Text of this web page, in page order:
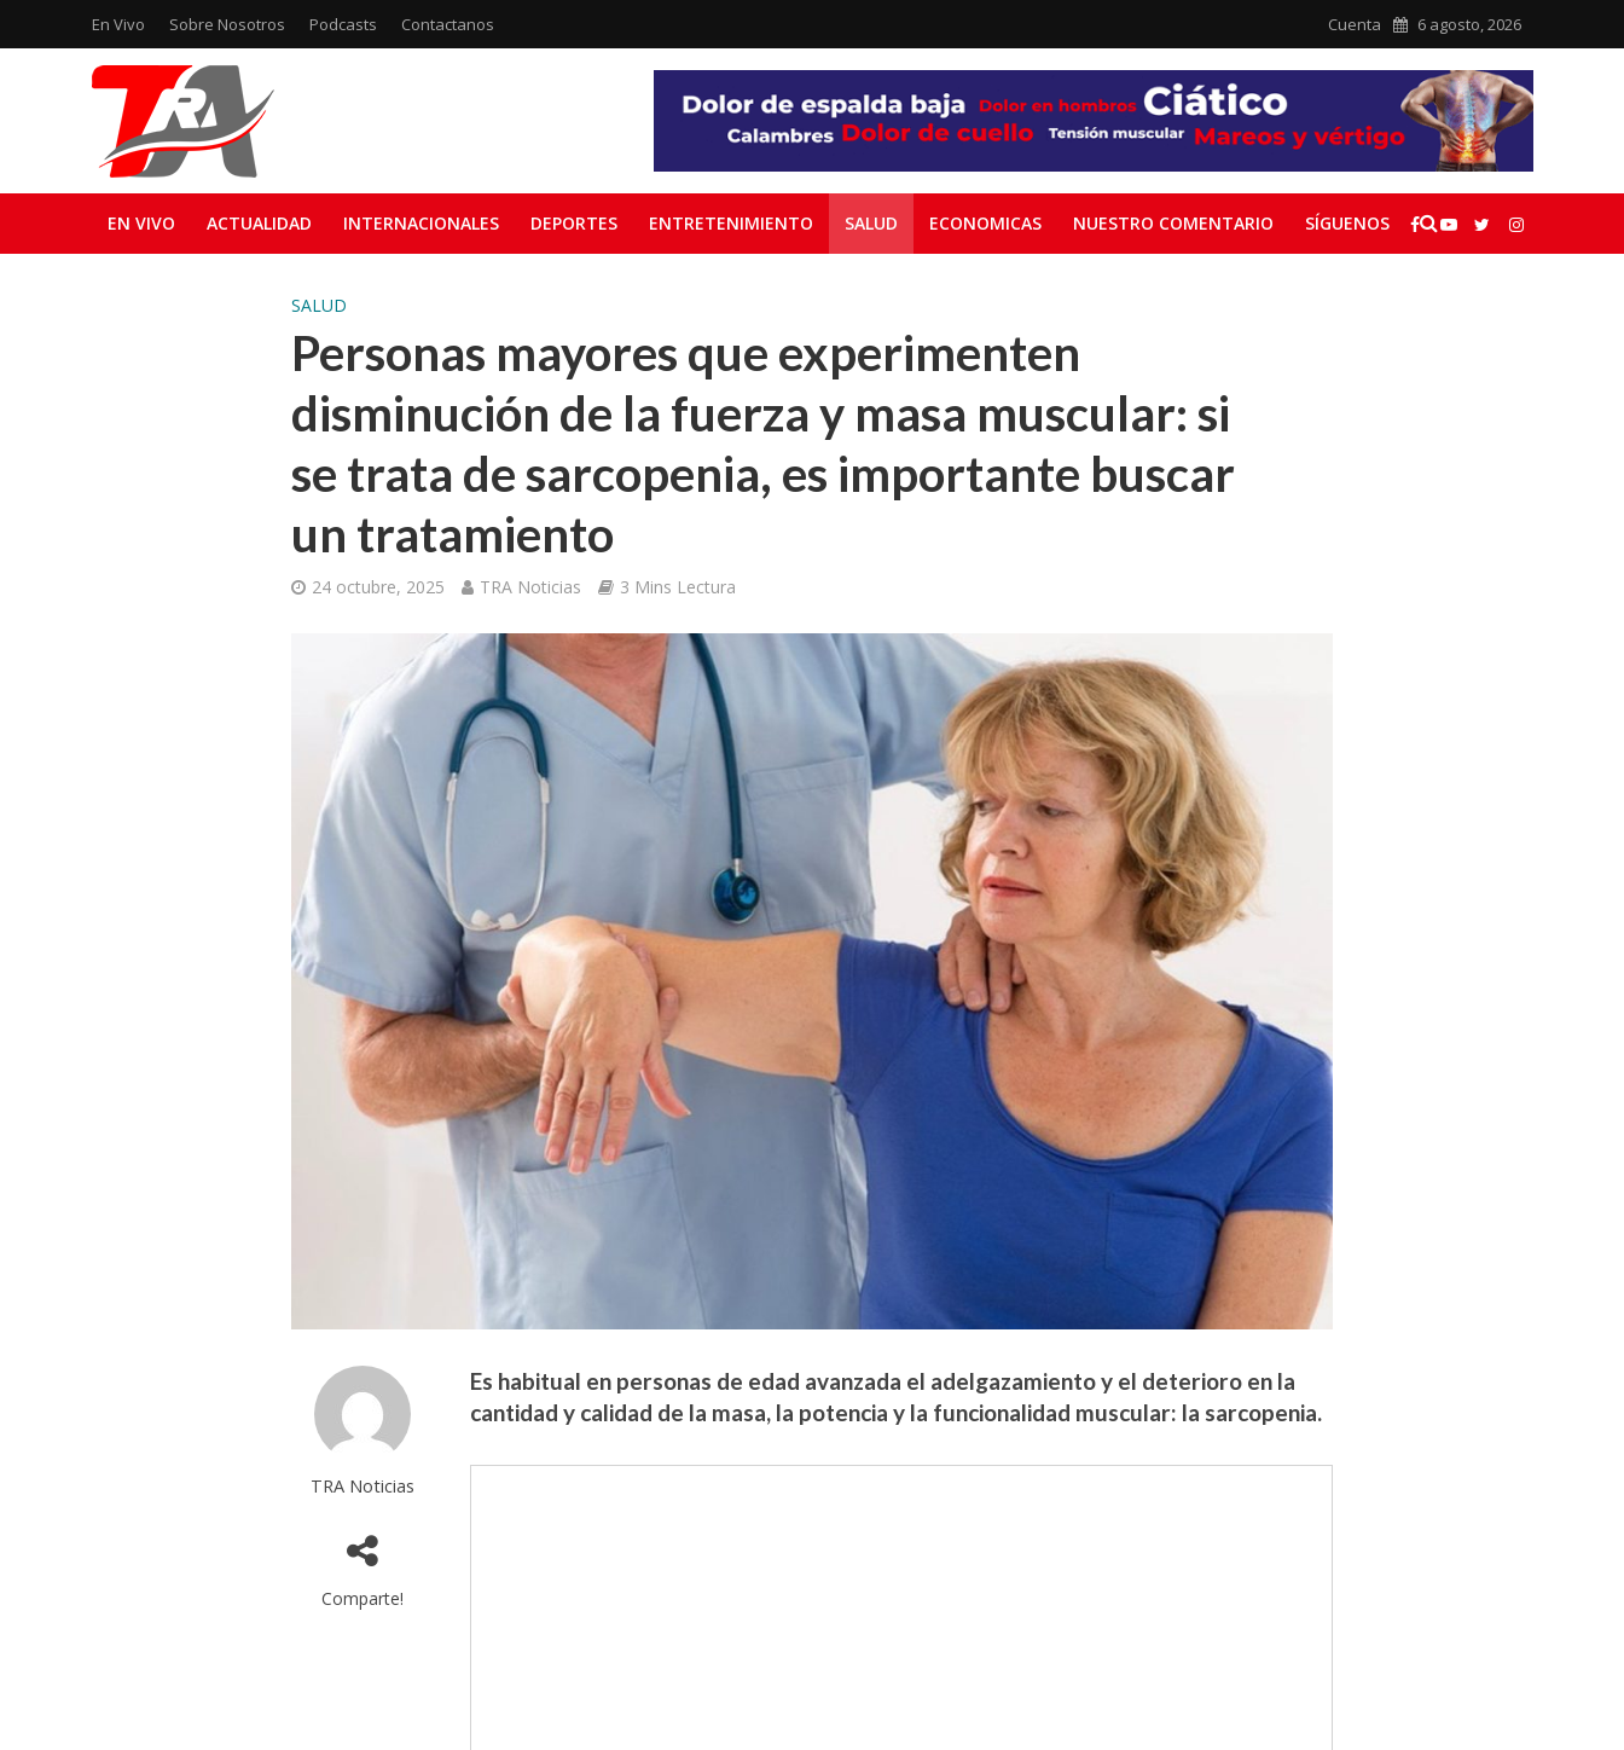
En Vivo Sobre Nosotros Podcasts Contactanos Cuenta 6 agosto, 2026
EN VIVO ACTUALIDAD INTERNACIONALES DEPORTES ENTRETENIMIENTO SALUD ECONOMICAS NUESTRO COMENTARIO SÍGUENOS
SALUD
Personas mayores que experimenten
disminución de la fuerza y masa muscular: si
se trata de sarcopenia, es importante buscar
un tratamiento
24 octubre, 2025 TRA Noticias 3 Mins Lectura
TRA Noticias
Comparte!
Es habitual en personas de edad avanzada el adelgazamiento y el deterioro en la
cantidad y calidad de la masa, la potencia y la funcionalidad muscular: la sarcopenia.